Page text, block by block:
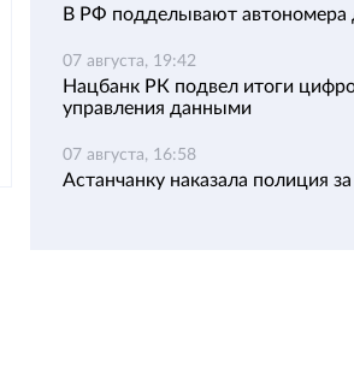
В РФ подделывают автономера
07 августа, 19:42
Нацбанк РК подвел итоги
управления данными
07 августа, 16:58
Астанчанку наказала полиция